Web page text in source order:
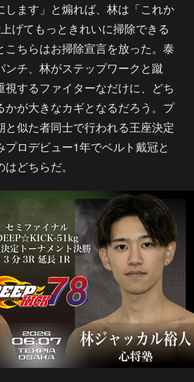
します」と煽れば、林は「これか
げてもっときれいに掃除できる
こちらはお掃除宣言を放った。泰
ンチ、林がステップワークと蹴
視するファイターなだけに、どち
かが大きなカギとなるだろう。プ
と似た者同士で行われる王座決定
ロデビュー1年でベルト戴冠と
どちらだ。